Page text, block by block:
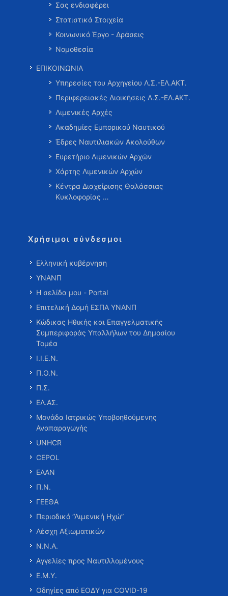
Σας ενδιαφέρει
Στατιστικά Στοιχεία
Κοινωνικό Έργο - Δράσεις
Νομοθεσία
ΕΠΙΚΟΙΝΩΝΙΑ
Υπηρεσίες του Αρχηγείου Λ.Σ.-ΕΛ.ΑΚΤ.
Περιφερειακές Διοικήσεις Λ.Σ.-ΕΛ.ΑΚΤ.
Λιμενικές Αρχές
Ακαδημίες Εμπορικού Ναυτικού
Έδρες Ναυτιλιακών Ακολούθων
Ευρετήριο Λιμενικών Αρχών
Χάρτης Λιμενικών Αρχών
Κέντρα Διαχείρισης Θαλάσσιας
Κυκλοφορίας …
Χρήσιμοι σύνδεσμοι
Ελληνική κυβέρνηση
ΥΝΑΝΠ
Η σελίδα μου - Portal
Επιτελική Δομή ΕΣΠΑ ΥΝΑΝΠ
Κώδικας Ηθικής και Επαγγελματικής
Συμπεριφοράς Υπαλλήλων του Δημοσίου
Τομέα
Ι.Ι.Ε.Ν.
Π.Ο.Ν.
Π.Σ.
ΕΛ.ΑΣ.
Μονάδα Ιατρικώς Υποβοηθούμενης
Αναπαραγωγής
UNHCR
CEPOL
ΕΑΑΝ
Π.Ν.
ΓΕΕΘΑ
Περιοδικό “Λιμενική Ηχώ”
Λέσχη Αξιωματικών
Ν.Ν.Α.
Αγγελίες προς Ναυτιλλομένους
Ε.Μ.Υ.
Οδηγίες από ΕΟΔΥ για COVID-19